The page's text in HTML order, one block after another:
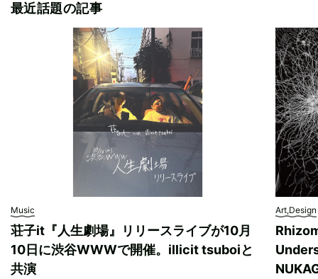
最近話題の記事
Music
荘子it『人生劇場』リリースライブが10月
10日に渋谷WWWで開催。illicit tsuboiと
共演
Art,Design